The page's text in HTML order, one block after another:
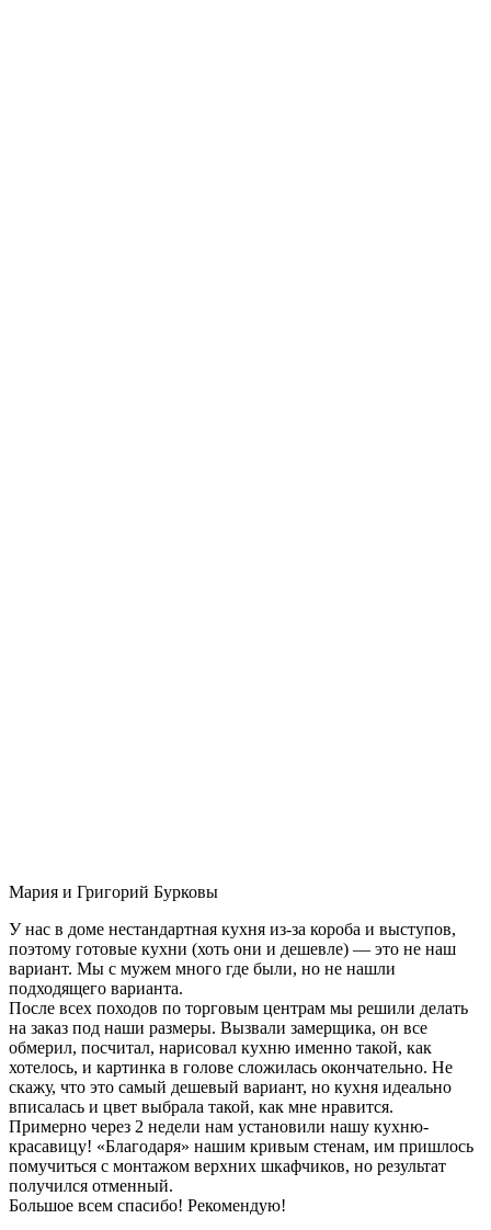
Мария и Григорий Бурковы
У нас в доме нестандартная кухня из-за короба и выступов,
поэтому готовые кухни (хоть они и дешевле) — это не наш
вариант. Мы с мужем много где были, но не нашли
подходящего варианта.
После всех походов по торговым центрам мы решили делать
на заказ под наши размеры. Вызвали замерщика, он все
обмерил, посчитал, нарисовал кухню именно такой, как
хотелось, и картинка в голове сложилась окончательно. Не
скажу, что это самый дешевый вариант, но кухня идеально
вписалась и цвет выбрала такой, как мне нравится.
Примерно через 2 недели нам установили нашу кухню-
красавицу! «Благодаря» нашим кривым стенам, им пришлось
помучиться с монтажом верхних шкафчиков, но результат
получился отменный.
Большое всем спасибо! Рекомендую!